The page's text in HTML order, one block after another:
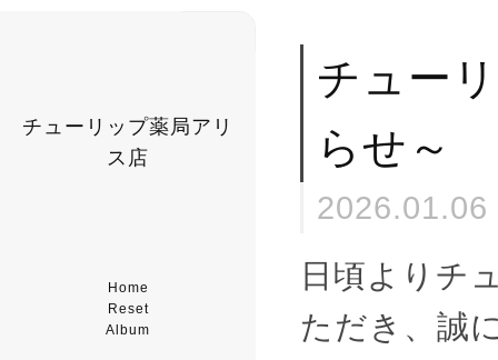
チューリップ薬局アリ
ス店
Home
Reset
Album
チュー
らせ～
日頃よりチ
ただき、誠